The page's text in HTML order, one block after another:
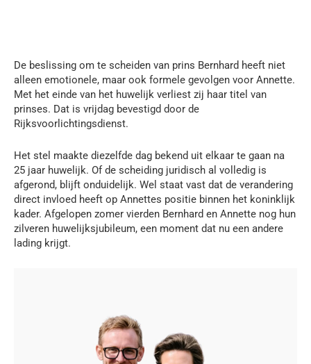
De beslissing om te scheiden van prins Bernhard heeft niet
alleen emotionele, maar ook formele gevolgen voor Annette.
Met het einde van het huwelijk verliest zij haar titel van
prinses. Dat is vrijdag bevestigd door de
Rijksvoorlichtingsdienst.
Het stel maakte diezelfde dag bekend uit elkaar te gaan na
25 jaar huwelijk. Of de scheiding juridisch al volledig is
afgerond, blijft onduidelijk. Wel staat vast dat de verandering
direct invloed heeft op Annettes positie binnen het koninklijk
kader. Afgelopen zomer vierden Bernhard en Annette nog hun
zilveren huwelijksjubileum, een moment dat nu een andere
lading krijgt.